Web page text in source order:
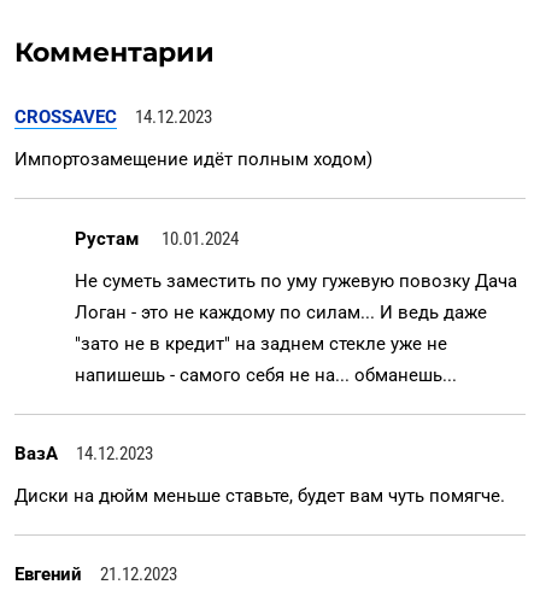
Комментарии
CROSSAVEC
14.12.2023
Импортозамещение идёт полным ходом)
Рустам
10.01.2024
Не суметь заместить по уму гужевую повозку Дача
Логан - это не каждому по силам... И ведь даже
"зато не в кредит" на заднем стекле уже не
напишешь - самого себя не на... обманешь...
ВазА
14.12.2023
Диски на дюйм меньше ставьте, будет вам чуть помягче.
Евгений 21.12.2023